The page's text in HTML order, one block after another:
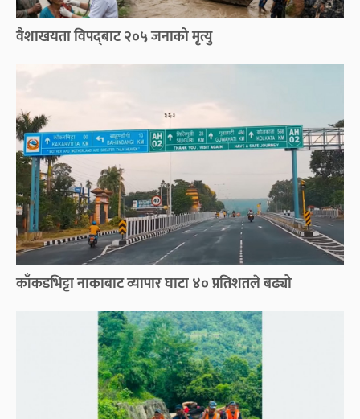
वैशाखयता विपद्‌बाट २०५ जनाको मृत्यु
काँकडभिट्टा नाकाबाट व्यापार घाटा ४० प्रतिशतले बढ्यो